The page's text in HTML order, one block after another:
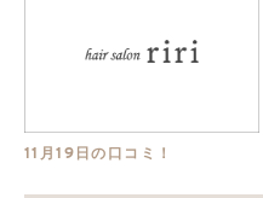
11月19日の口コミ！